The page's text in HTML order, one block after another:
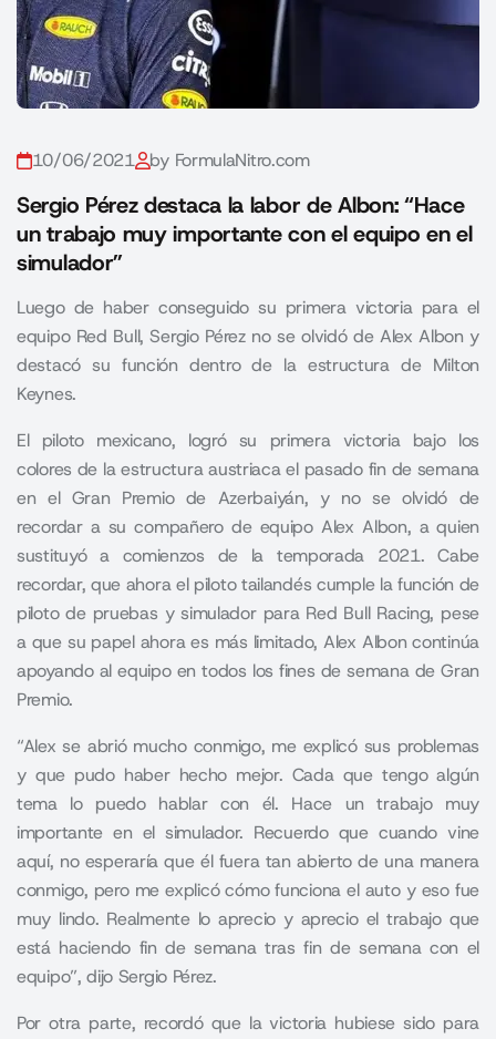
10/06/2021 by FormulaNitro.com
Sergio Pérez destaca la labor de Albon: “Hace
un trabajo muy importante con el equipo en el
simulador”
Luego de haber conseguido su primera victoria para el
equipo Red Bull, Sergio Pérez no se olvidó de Alex Albon y
destacó su función dentro de la estructura de Milton
Keynes.
El piloto mexicano, logró su primera victoria bajo los
colores de la estructura austriaca el pasado fin de semana
en el Gran Premio de Azerbaiyán, y no se olvidó de
recordar a su compañero de equipo Alex Albon, a quien
sustituyó a comienzos de la temporada 2021. Cabe
recordar, que ahora el piloto tailandés cumple la función de
piloto de pruebas y simulador para Red Bull Racing, pese
a que su papel ahora es más limitado, Alex Albon continúa
apoyando al equipo en todos los fines de semana de Gran
Premio.
“Alex se abrió mucho conmigo, me explicó sus problemas
y que pudo haber hecho mejor. Cada que tengo algún
tema lo puedo hablar con él. Hace un trabajo muy
importante en el simulador. Recuerdo que cuando vine
aquí, no esperaría que él fuera tan abierto de una manera
conmigo, pero me explicó cómo funciona el auto y eso fue
muy lindo. Realmente lo aprecio y aprecio el trabajo que
está haciendo fin de semana tras fin de semana con el
equipo”, dijo Sergio Pérez.
Por otra parte, recordó que la victoria hubiese sido para